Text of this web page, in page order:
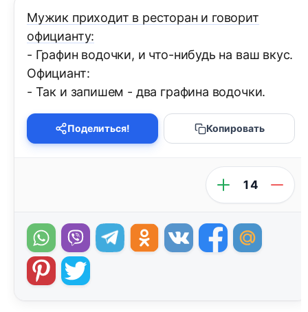
Мужик приходит в ресторан и говорит
официанту:
- Графин водочки, и что-нибудь на ваш вкус.
Официант:
- Так и запишем - два графина водочки.
Поделиться! Копировать
14